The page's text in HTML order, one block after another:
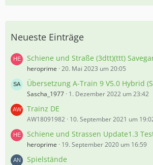
Neueste Einträge
Schiene und Straße (3dtt)(ttt)
heroprime 20. Mai 2023 um 20:05
Übersetzung A-Train 9 V5.0 Hybrid
Sascha_1977 1. Dezember 2022 um 23:42
Trainz DE
AW18091982 10. September 2021 um
Schiene und Strassen Update1.3
heroprime 19. September 2020 um 16:59
Spielstände